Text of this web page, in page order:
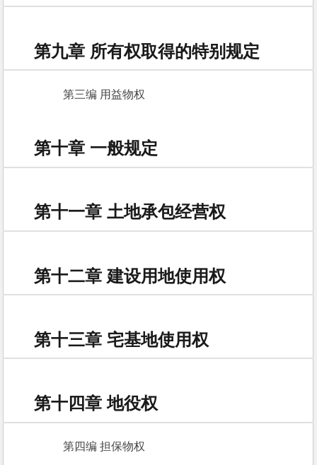
第九章 所有权取得的特别规定
第三编 用益物权
第十章 一般规定
第十一章 土地承包经营权
第十二章 建设用地使用权
第十三章 宅基地使用权
第十四章 地役权
第四编 担保物权